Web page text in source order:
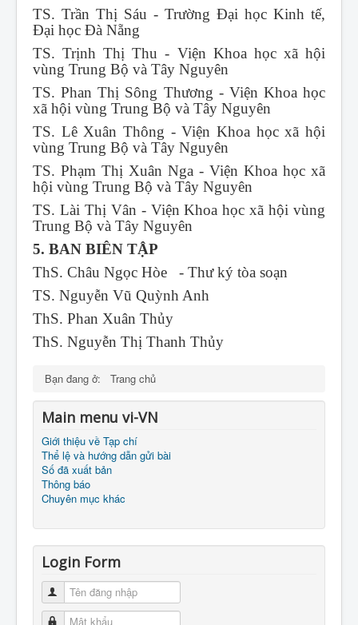
TS. Trần Thị Sáu - Trường Đại học Kinh tế,
Đại học Đà Nẵng
TS. Trịnh Thị Thu - Viện Khoa học xã hội
vùng Trung Bộ và Tây Nguyên
TS. Phan Thị Sông Thương - Viện Khoa học
xã hội vùng Trung Bộ và Tây Nguyên
TS. Lê Xuân Thông - Viện Khoa học xã hội
vùng Trung Bộ và Tây Nguyên
TS. Phạm Thị Xuân Nga - Viện Khoa học xã
hội vùng Trung Bộ và Tây Nguyên
TS. Lài Thị Vân - Viện Khoa học xã hội vùng
Trung Bộ và Tây Nguyên
5. BAN BIÊN TẬP
ThS. Châu Ngọc Hòe - Thư ký tòa soạn
TS. Nguyễn Vũ Quỳnh Anh
ThS. Phan Xuân Thủy
ThS. Nguyễn Thị Thanh Thủy
Bạn đang ở: Trang chủ
Main menu vi-VN
Giới thiệu về Tạp chí
Thể lệ và hướng dẫn gửi bài
Số đã xuất bản
Thông báo
Chuyên mục khác
Login Form
Tên đăng nhập
Mật khẩu